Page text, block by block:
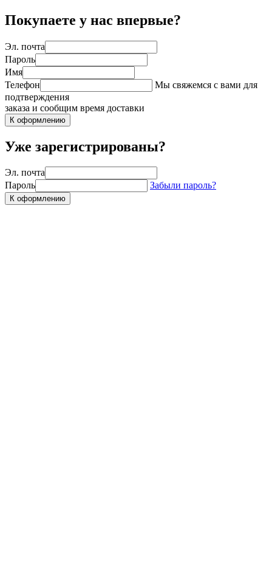
Покупаете у нас впервые?
Эл. почта
Пароль
Имя
Телефон
Мы свяжемся с вами для
подтверждения
заказа и сообщим время доставки
К оформлению
Уже зарегистрированы?
Эл. почта
Пароль
Забыли пароль?
К оформлению